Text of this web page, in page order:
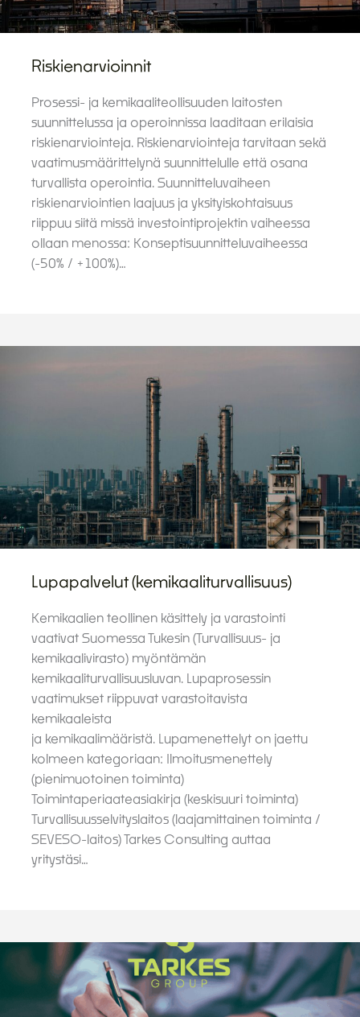
Riskienarvioinnit
Prosessi- ja kemikaaliteollisuuden laitosten
suunnittelussa ja operoinnissa laaditaan erilaisia
riskienarviointeja. Riskienarviointeja tarvitaan sekä
vaatimusmäärittelynä suunnittelulle että osana
turvallista operointia. Suunnitteluvaiheen
riskienarviointien laajuus ja yksityiskohtaisuus
riippuu siitä missä investointiprojektin vaiheessa
ollaan menossa: Konseptisuunnitteluvaiheessa
(-50% / +100%)…
Lupapalvelut (kemikaaliturvallisuus)
Kemikaalien teollinen käsittely ja varastointi
vaativat Suomessa Tukesin (Turvallisuus- ja
kemikaalivirasto) myöntämän
kemikaaliturvallisuusluvan. Lupaprosessin
vaatimukset riippuvat varastoitavista
kemikaaleista
ja kemikaalimääristä. Lupamenettelyt on jaettu
kolmeen kategoriaan: Ilmoitusmenettely
(pienimuotoinen toiminta)
Toimintaperiaateasiakirja (keskisuuri toiminta)
Turvallisuusselvityslaitos (laajamittainen toiminta /
SEVESO-laitos) Tarkes Consulting auttaa
yritystäsi…